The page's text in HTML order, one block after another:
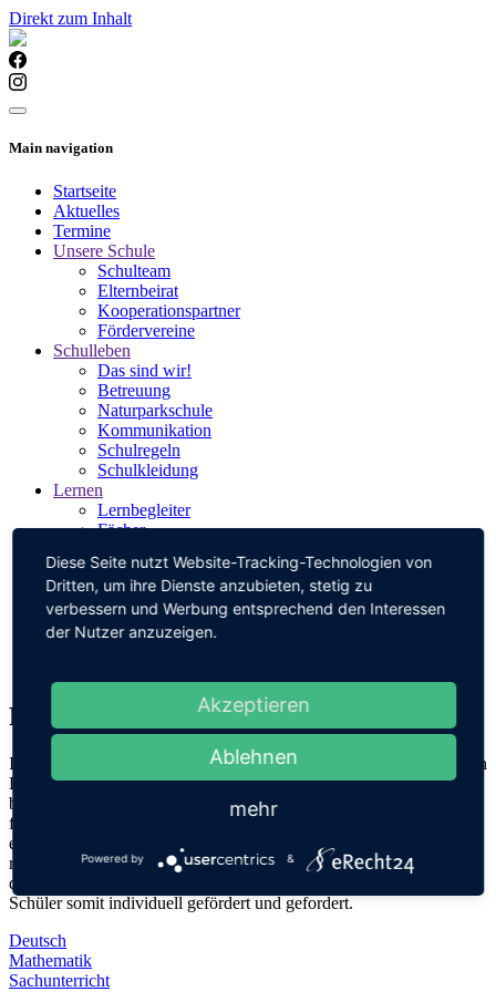
Direkt zum Inhalt
Main navigation
Startseite
Aktuelles
Termine
Unsere Schule
Schulteam
Elternbeirat
Kooperationspartner
Fördervereine
Schulleben
Das sind wir!
Betreuung
Naturparkschule
Kommunikation
Schulregeln
Schulkleidung
Lernen
Lernbegleiter
Fächer
Pausen
Unterrichtszeiten
Infocenter
Ferienkalender
Fächer
Innerhalb der verschiedenen Fächer besteht zwischen den jeweiligen
Lehrkräften ein reger Austausch, um für die Kinder das
bestmögliche Bildungsangebot zu schaffen. Die Umsetzung der
fachlichen Ziele innerhalb eines kompetenzorientierten Unterrichts
erfolgt spielerisch, handlungsorientiert und entdeckend. Durch
regelmäßiges Erfassen der Lernstände wird das Unterrichtsangebot
direkt auf die Lerngruppe abgestimmt und die Schülerinnen und
Schüler somit individuell gefördert und gefordert.
Deutsch
Mathematik
Sachunterricht
Diese Seite nutzt Website-Tracking-Technologien von
Dritten, um ihre Dienste anzubieten, stetig zu
verbessern und Werbung entsprechend den Interessen
der Nutzer anzuzeigen.
Akzeptieren
Ablehnen
mehr
Powered by &